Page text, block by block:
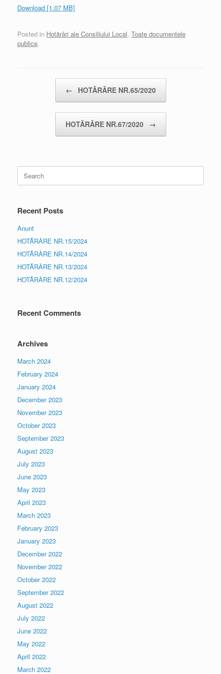
Download [1.07 MB]
Posted in Hotărâri ale Consiliului Local, Toate documentele
publice.
← HOTĂRÂRE NR.65/2020
HOTĂRÂRE NR.67/2020 →
Search
for:
Recent Posts
Anunt
HOTĂRÂRE NR.15/2024
HOTĂRÂRE NR.14/2024
HOTĂRÂRE NR.13/2024
HOTĂRÂRE NR.12/2024
Recent Comments
Archives
March 2024
February 2024
January 2024
December 2023
November 2023
October 2023
September 2023
August 2023
July 2023
June 2023
May 2023
April 2023
March 2023
February 2023
January 2023
December 2022
November 2022
October 2022
September 2022
August 2022
July 2022
June 2022
May 2022
April 2022
March 2022